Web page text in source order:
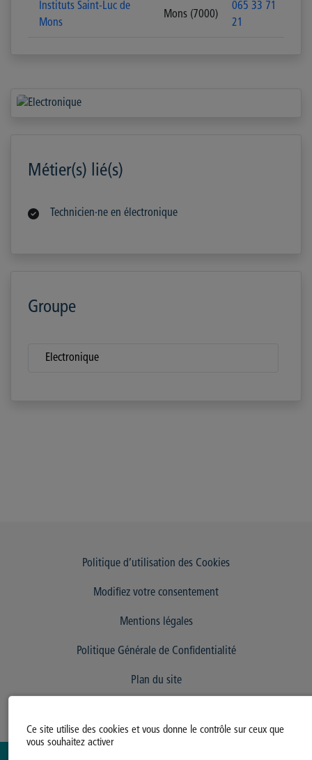
Ce site utilise des cookies et vous donne le contrôle sur ceux que
vous souhaitez activer
Instituts Saint-Luc de
Mons
Mons (7000)
065 33 71
21
Métier(s) lié(s)
Technicien·ne en électronique
Groupe
Electronique
Politique d’utilisation des Cookies
Modifiez votre consentement
Mentions légales
Politique Générale de Confidentialité
Plan du site